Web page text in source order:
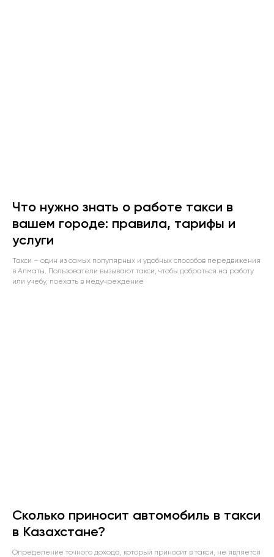
Что нужно знать о работе такси в
вашем городе: правила, тарифы и
услуги
Такси – один из самых популярных и удобных способов передвижения
в Алматы. Пользователи вызывают такси, чтобы добраться на работу
или учебу, поехать в медучреждение
Сколько приносит автомобиль в такси
в Казахстане?
Определение точного дохода, который приносит в такси, не является